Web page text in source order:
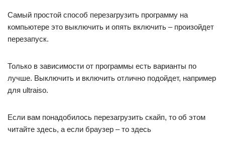
Самый простой способ перезагрузить программу на
компьютере это выключить и опять включить – произойдет
перезапуск.
Только в зависимости от программы есть варианты по
лучше. Выключить и включить отлично подойдет, например
для ultraiso.
Если вам понадобилось перезагрузить скайп, то об этом
читайте здесь, а если браузер – то здесь